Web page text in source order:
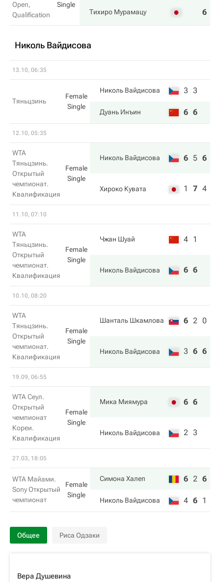
Open,
Qualification
Single
Тихиро Мурамацу 6
Николь Вайдисова
13.10, 06:35
Тяньцзинь
Female
Single
Николь Вайдисова 3 3
Дуань Инъин 6 6
12.10, 05:35
WTA
Тяньцзинь.
Открытый
чемпионат.
Квалификация
Female
Single
Николь Вайдисова 6 5 6
Хироко Кувата 1 7 4
11.10, 07:10
WTA
Тяньцзинь.
Открытый
чемпионат.
Квалификация
Female
Single
Чжан Шуай 4 1
Николь Вайдисова 6 6
10.10, 08:20
WTA
Тяньцзинь.
Открытый
чемпионат.
Квалификация
Female
Single
Шанталь Шкамлова 6 2 0
Николь Вайдисова 3 6 6
19.09, 06:55
WTA Сеул.
Открытый
чемпионат
Кореи.
Квалификация
Female
Single
Мика Миямура 6 6
Николь Вайдисова 2 3
27.03, 18:05
WTA Майами.
Sony Открытый
чемпионат
Female
Single
Симона Халеп 6 2 6
Николь Вайдисова 4 6 1
Общее Риса Одзаки
Вера Душевина